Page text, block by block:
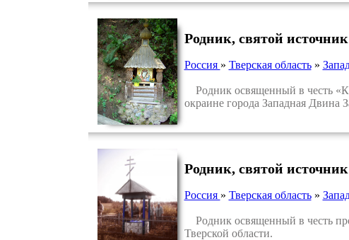
Родник, святой
Россия » Тверская область»
Родник освященный в честь
окраине города Западная Двина
Родник, святой
Россия » Тверская область»
Родник освященный в честь
Тверской области.